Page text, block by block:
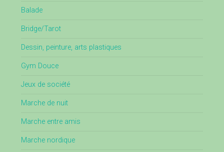
Balade
Bridge/Tarot
Dessin, peinture, arts plastiques
Gym Douce
Jeux de société
Marche de nuit
Marche entre amis
Marche nordique